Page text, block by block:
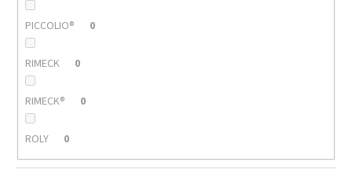
PICCOLIO® 0
RIMECK 0
RIMECK® 0
ROLY 0